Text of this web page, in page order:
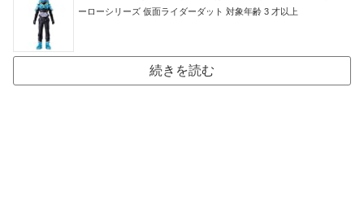
ーローシリーズ 仮面ライダーダット 対象年齢 3 才以上
続きを読む